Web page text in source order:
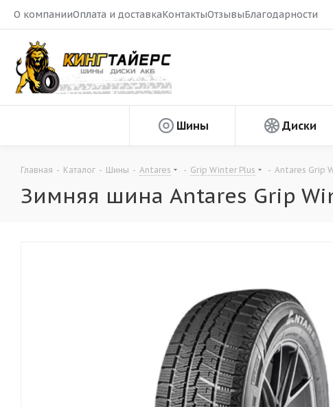
О компанииОплата и доставкаКонтактыОтзывыБлагодарности
Шины Диски
Главная - Каталог - Шины - Antares - Grip Winter Plus - Antares Grip
Зимняя шина Antares Grip